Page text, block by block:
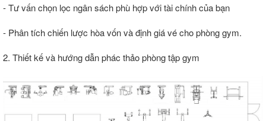
- Tư vấn chọn lọc ngân sách phù hợp với tài chính của bạn
- Phân tích chiến lược hòa vốn và định giá vé cho phòng gym.
2. Thiết kế và hướng dẫn phác thảo phòng tập gym